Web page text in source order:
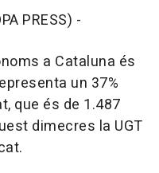
PRESS) -
a Cataluna és
un 37%
que és de 1.487
dimecres la UGT